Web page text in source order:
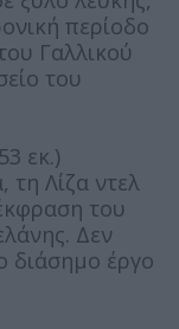
περίοδο
Γαλλικού
του
εκ.)
τη Λίζα ντελ
του
Δεν
διάσημο έργο